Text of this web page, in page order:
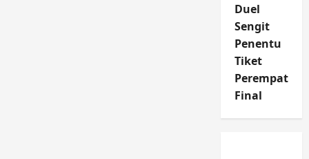
Duel
Sengit
Penentu
Tiket
Perempat
Final